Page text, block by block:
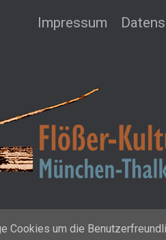
Cookies um die
Impressum